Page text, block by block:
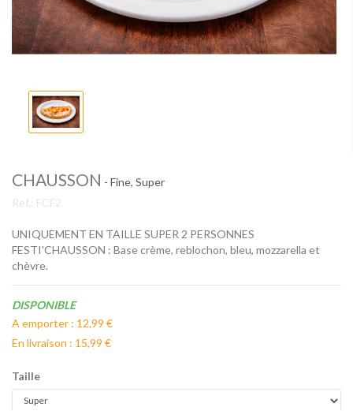
CHAUSSON - Fine, Super
Ref.: FCF2
UNIQUEMENT EN TAILLE SUPER 2 PERSONNES
FESTI'CHAUSSON : Base crème, reblochon, bleu, mozzarella et
chèvre.
Disponibilité:
DISPONIBLE
A emporter : 12,99 €
En livraison : 15,99 €
Taille